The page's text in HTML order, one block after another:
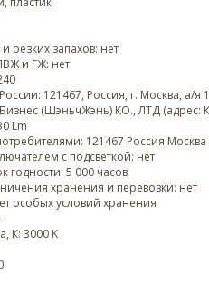
резких запахов: нет
и ГЖ: нет
121467, Россия, г. Москва, а/я
(ШэньчЖэнь) КО., ЛТД (адрес:
Lm
121467 Россия Москва
с подсветкой: нет
годности: 5 000 часов
хранения и перевозки: нет
особых условий хранения
К: 3000 K